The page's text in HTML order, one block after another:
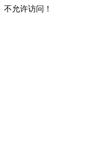
不允许访问！